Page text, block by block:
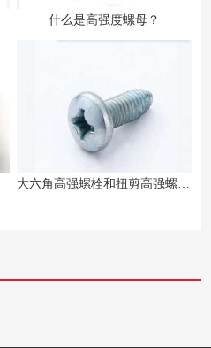
什么是高强度螺母？
大六角高强螺栓和扭剪高强螺栓的区别